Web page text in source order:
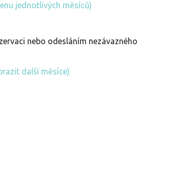
jednotlivých měsíců)
nebo odesláním nezávazného
další měsíce)